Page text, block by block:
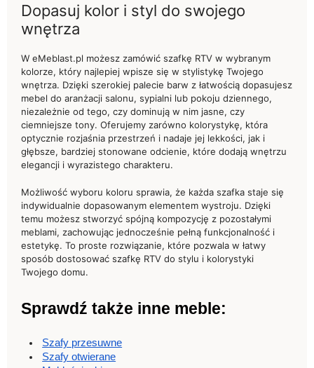
Dopasuj kolor i styl do swojego
wnętrza
W eMeblast.pl możesz zamówić szafkę RTV w wybranym
kolorze, który najlepiej wpisze się w stylistykę Twojego
wnętrza. Dzięki szerokiej palecie barw z łatwością dopasujesz
mebel do aranżacji salonu, sypialni lub pokoju dziennego,
niezależnie od tego, czy dominują w nim jasne, czy
ciemniejsze tony. Oferujemy zarówno kolorystykę, która
optycznie rozjaśnia przestrzeń i nadaje jej lekkości, jak i
głębsze, bardziej stonowane odcienie, które dodają wnętrzu
elegancji i wyrazistego charakteru.
Możliwość wyboru koloru sprawia, że każda szafka staje się
indywidualnie dopasowanym elementem wystroju. Dzięki
temu możesz stworzyć spójną kompozycję z pozostałymi
meblami, zachowując jednocześnie pełną funkcjonalność i
estetykę. To proste rozwiązanie, które pozwala w łatwy
sposób dostosować szafkę RTV do stylu i kolorystyki
Twojego domu.
Sprawdź także inne meble:
Szafy przesuwne
Szafy otwierane